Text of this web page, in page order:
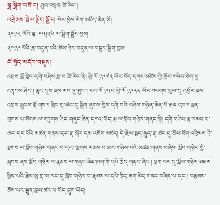
སྒྲ་སྒྲིག་བཟོ་བ། ཐུབ་བསྟན་ཚེ་རིང་།
འགྲེམས་སྤེལ་སྒྲིག་སྦྱོར། སེར་བྱེས་རིག་མཛོད་ཆེན་མོ།
༢༠༡༨ ལོའི་ཟླ་ ༠༥།༢༦ ལ་སྒྲིག་སྦྱོར་བྱས།
༢༠༡༩ ལོའི་ཟླ་བདུན་པའི་ཚེས་ཉེར་བདུན་ལ་བསྐྱར་སྒྲིག་བྱས།
ངོ་སྤྲོད་མདོར་བསྡུས།
འབྲས་བློ་གླིང་དགེ་བཤེས་ཟླ་བ་ཚེ་རིང་ནི། ཕྱི་ལོ་༡༩༧༣ ལོར་བོད་དཀར་མཛེས་ཀྱི་གྲོང་གསེབ་ཅིག་ཏུ་
འཁྲུངས་ཤིང་། ཆུང་དུས་ནས་རབ་ཏུ་བྱུང་། རང་ལོ་༡༥པ་ཕྱི་ལོ་༡༩༨༨ ལོར་འཕགས་ཡུལ་དུ་འབྱོར་ནས་
འབྲས་སྤུངས་བློ་གསལ་གླིང་གྲྭ་ཚང་དུ་སྒྲིག་ཞུགས་ཀྱིས་དགེ་བའི་བཤེས་གཉེན་ཆེན་པོ་རྒན་དཔལ་ལྡན་
གྲགས་པ་སོགས་ལ་གཏུགས་ཤིང་གཞུང་ཆེན་དཀའ་པོད་ལྔ་ལ་སློབ་གཉེར་གནང་སྟེ། དགེ་བཤེས་ལྷ་རམས་པ་
ཨང་དང་པོའི་མཚན་གནས་དང་གྲྭ་སྐོར་དམ་འཇོག་མཛད། དེ་རྗེས་སྨད་རྒྱུད་གྲྭ་ཚང་དུ་ཆོས་ཐོག་འགྲིམས་ཏེ་
སྔགས་ལ་སློབ་གཉེར་གནང་བ་དང་་སྔགས་རམས་པ་ཨང་གཉིས་པའི་མཚན་གནས་བཞེས། སློབ་གཉེར་གྱི་
སྐབས་ནས་སློབ་གཉེར་བ་རྣམས་ལ་གཞུང་ཆེན་ཁག་གི་དཔེ་ཁྲིད་གནང་ཞིང་། ལྷག་པར་དུ་སློབ་གཉེར་མཐར་
ཕྱིན་པའི་རྗེས་སུ་གྲྭ་ས་རང་དུ་སློབ་གཉེར་བ་རྣམས་ལ་དཔེ་ཁྲིད་ཆག་མེད་གནང་བཞིན་པ་དང་། བརྩམས་
ཆོས་པར་སྐྲུན་བྱས་ཚར་པ་པོད་དྲུག་ཡོད།